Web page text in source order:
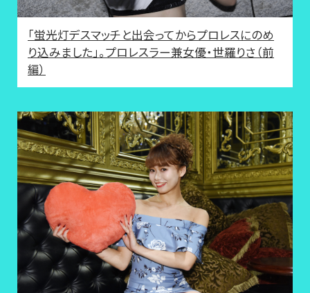
「蛍光灯デスマッチと出会ってからプロレスにのめ
り込みました」。プロレスラー兼女優・世羅りさ（前
編）